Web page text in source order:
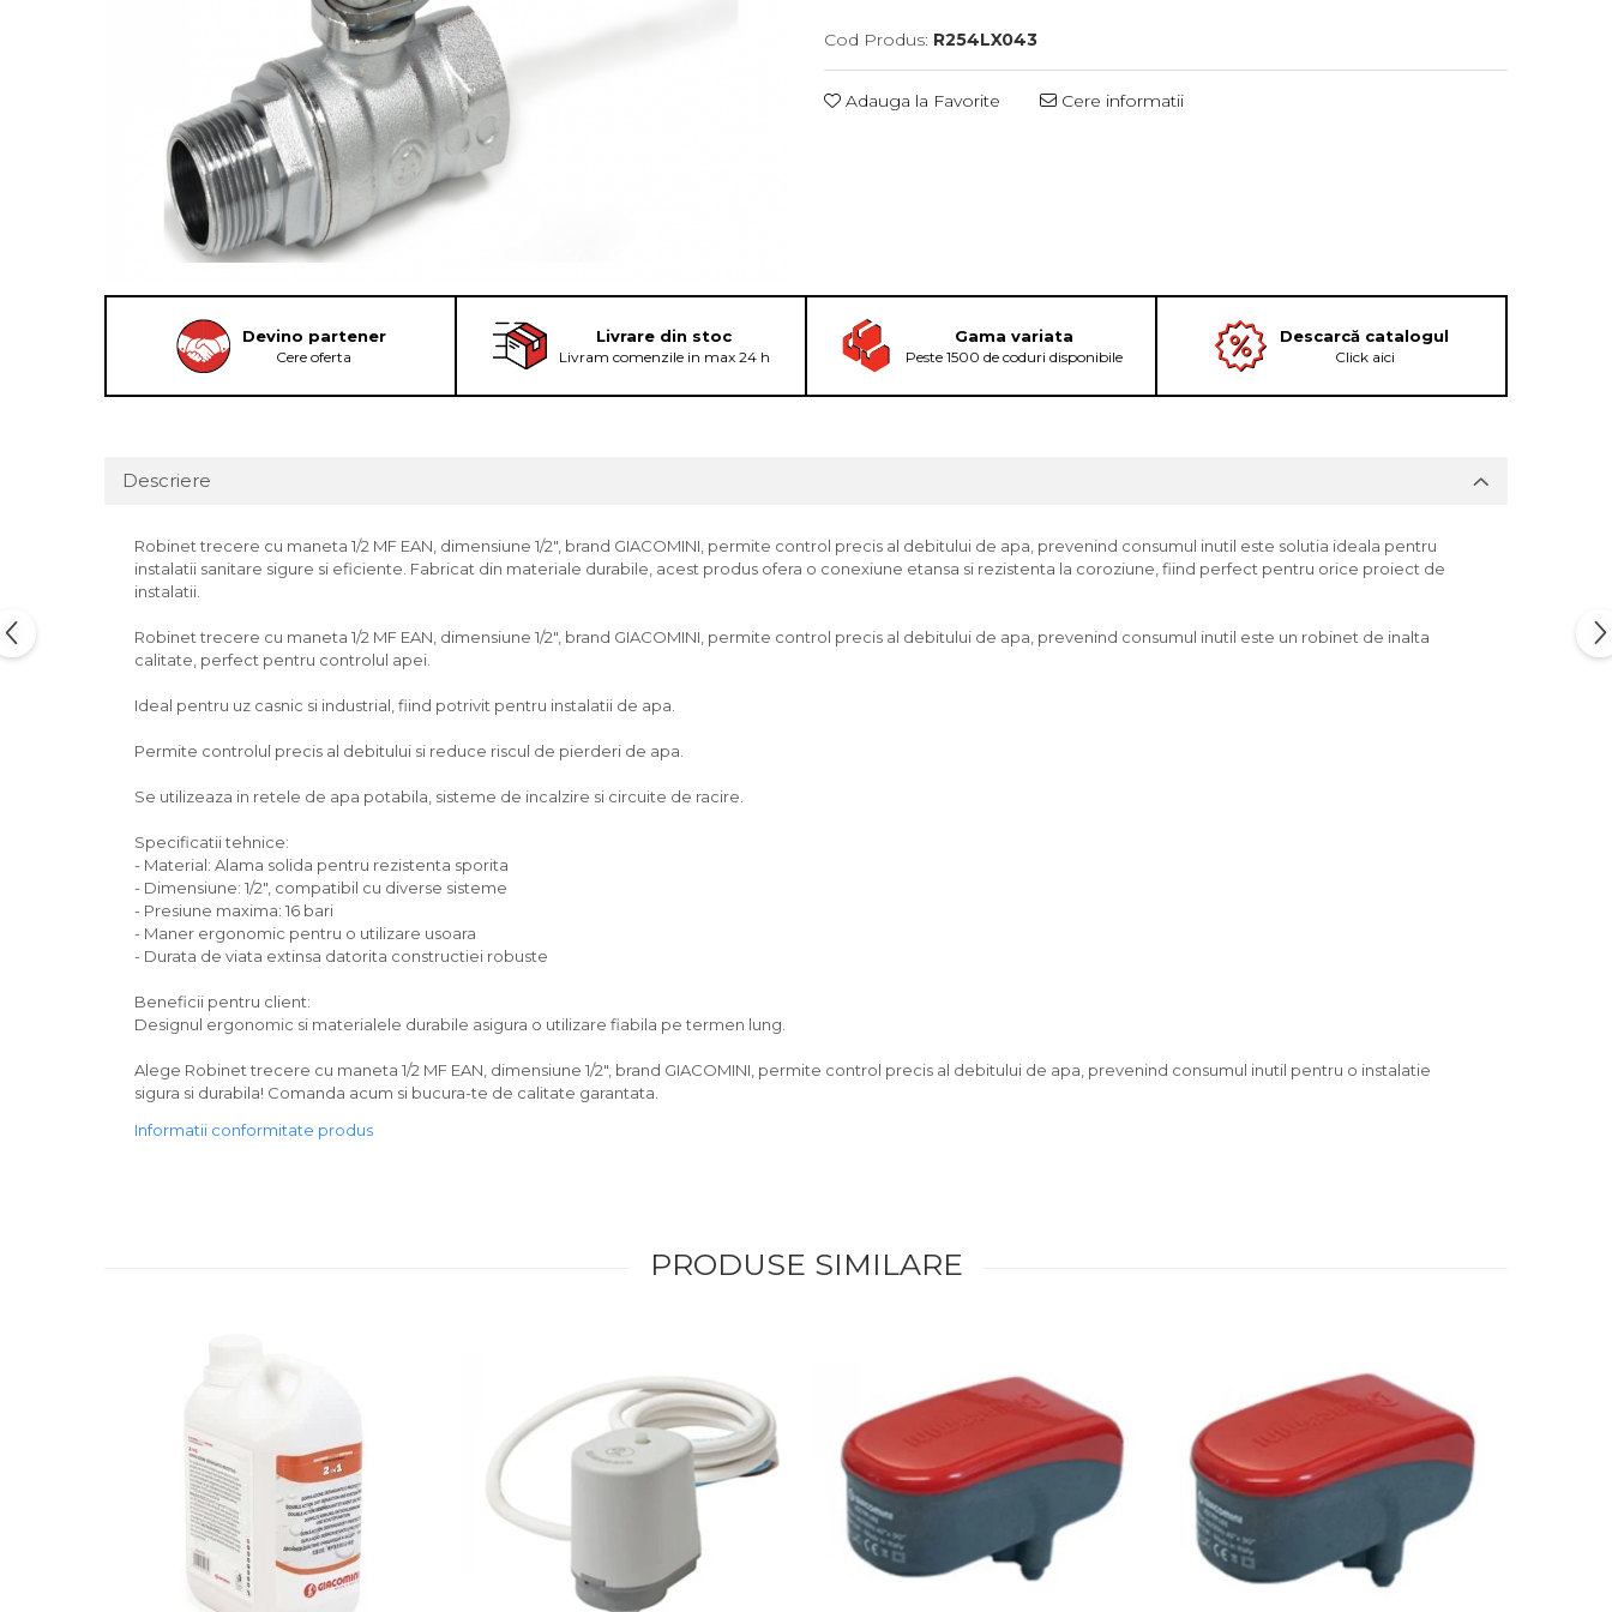
Cod Produs: R254LX043
Adauga la Favorite Cere informatii
Devino partener
Cere oferta
Livrare din stoc
Livram comenzile in max 24 h
Gama variata
Peste 1500 de coduri disponibile
Descarcă catalogul
Click aici
Descriere
Robinet trecere cu maneta 1/2 MF EAN, dimensiune 1/2", brand GIACOMINI, permite control precis al debitului de apa, prevenind consumul inutil este solutia ideala pentru
instalatii sanitare sigure si eficiente. Fabricat din materiale durabile, acest produs ofera o conexiune etansa si rezistenta la coroziune, fiind perfect pentru orice proiect de
instalatii.
Robinet trecere cu maneta 1/2 MF EAN, dimensiune 1/2", brand GIACOMINI, permite control precis al debitului de apa, prevenind consumul inutil este un robinet de inalta
calitate, perfect pentru controlul apei.
Ideal pentru uz casnic si industrial, fiind potrivit pentru instalatii de apa.
Permite controlul precis al debitului si reduce riscul de pierderi de apa.
Se utilizeaza in retele de apa potabila, sisteme de incalzire si circuite de racire.
Specificatii tehnice:
- Material: Alama solida pentru rezistenta sporita
- Dimensiune: 1/2", compatibil cu diverse sisteme
- Presiune maxima: 16 bari
- Maner ergonomic pentru o utilizare usoara
- Durata de viata extinsa datorita constructiei robuste
Beneficii pentru client:
Designul ergonomic si materialele durabile asigura o utilizare fiabila pe termen lung.
Alege Robinet trecere cu maneta 1/2 MF EAN, dimensiune 1/2", brand GIACOMINI, permite control precis al debitului de apa, prevenind consumul inutil pentru o instalatie
sigura si durabila! Comanda acum si bucura-te de calitate garantata.
Informatii conformitate produs
PRODUSE SIMILARE